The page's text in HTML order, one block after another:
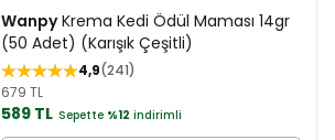
WanpyKrema Kedi Ödül Maması 14gr
(50 Adet) (Karışık Çeşitli)
4,9 241
679 TL
589 TL Sepette %12 indirimli